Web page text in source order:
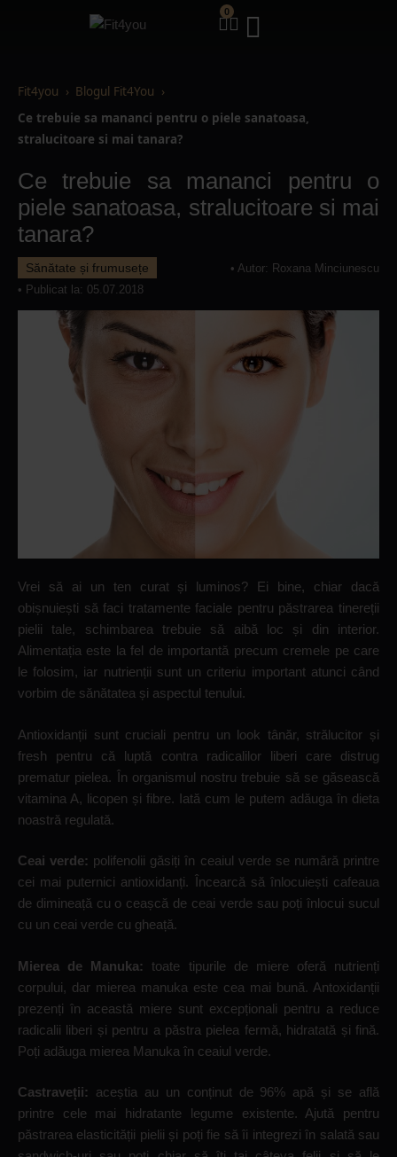
0
Fit4you
Blogul Fit4You
Ce trebuie sa mananci pentru o piele sanatoasa,
stralucitoare si mai tanara?
Ce trebuie sa mananci pentru o
piele sanatoasa, stralucitoare si mai
tanara?
Sănătate și frumusețe • Autor: Roxana Minciunescu
• Publicat la: 05.07.2018
Vrei să ai un ten curat și luminos? Ei bine, chiar dacă
obișnuiești să faci tratamente faciale pentru păstrarea tinereții
pielii tale, schimbarea trebuie să aibă loc și din interior.
Alimentația este la fel de importantă precum cremele pe care
le folosim, iar nutrienții sunt un criteriu important atunci când
vorbim de sănătatea și aspectul tenului.
Antioxidanții sunt cruciali pentru un look tânăr, strălucitor și
fresh pentru că luptă contra radicalilor liberi care distrug
prematur pielea. În organismul nostru trebuie să se găsească
vitamina A, licopen și fibre. Iată cum le putem adăuga în dieta
noastră regulată.
Ceai verde: polifenolii găsiți în ceaiul verde se numără printre
cei mai puternici antioxidanți. Încearcă să înlocuiești cafeaua
de dimineață cu o ceașcă de ceai verde sau poți înlocui sucul
cu un ceai verde cu gheață.
Mierea de Manuka:
toate tipurile de miere oferă nutrienți
corpului, dar mierea manuka este cea mai bună. Antoxidanții
prezenți în această miere sunt excepționali pentru a reduce
radicalii liberi și pentru a păstra pielea fermă, hidratată și fină.
Poți adăuga mierea Manuka în ceaiul verde.
Castraveții:
aceștia au un conținut de 96% apă și se află
printre cele mai hidratante legume existente. Ajută pentru
păstrarea elasticității pielii și poți fie să îi integrezi în salată sau